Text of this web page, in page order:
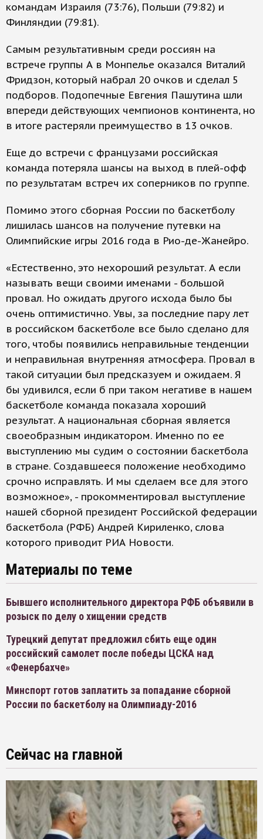
командам Израиля (73:76), Польши (79:82) и
Финляндии (79:81).
Самым результативным среди россиян на
встрече группы А в Монпелье оказался Виталий
Фридзон, который набрал 20 очков и сделал 5
подборов. Подопечные Евгения Пашутина шли
впереди действующих чемпионов континента, но
в итоге растеряли преимущество в 13 очков.
Еще до встречи с французами российская
команда потеряла шансы на выход в плей-офф
по результатам встреч их соперников по группе.
Помимо этого сборная России по баскетболу
лишилась шансов на получение путевки на
Олимпийские игры 2016 года в Рио-де-Жанейро.
«Естественно, это нехороший результат. А если
называть вещи своими именами - большой
провал. Но ожидать другого исхода было бы
очень оптимистично. Увы, за последние пару лет
в российском баскетболе все было сделано для
того, чтобы появились неправильные тенденции
и неправильная внутренняя атмосфера. Провал в
такой ситуации был предсказуем и ожидаем. Я
бы удивился, если б при таком негативе в нашем
баскетболе команда показала хороший
результат. А национальная сборная является
своеобразным индикатором. Именно по ее
выступлению мы судим о состоянии баскетбола
в стране. Создавшееся положение необходимо
срочно исправлять. И мы сделаем все для этого
возможное», - прокомментировал выступление
нашей сборной президент Российской федерации
баскетбола (РФБ) Андрей Кириленко, слова
которого приводит РИА Новости.
Материалы по теме
Бывшего исполнительного директора РФБ объявили в
розыск по делу о хищении средств
Турецкий депутат предложил сбить еще один
российский самолет после победы ЦСКА над
«Фенербахче»
Минспорт готов заплатить за попадание сборной
России по баскетболу на Олимпиаду-2016
Сейчас на главной